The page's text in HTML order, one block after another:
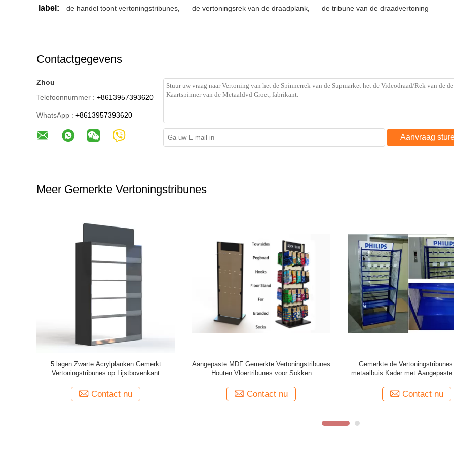
label: de handel toont vertoningstribunes de vertoningsrek van de draadplank de tribune van de draadvertoning
Contactgegevens
Zhou
Telefoonnummer : +8613957393620
WhatsApp : +8613957393620
Aanvraag
Meer Gemerkte Vertoningstribunes
POP MDF Gemerkte Vertoningstribunes
Contact nu
Pas het Rek van de de Plankenvertoning van
de Groottedraad/de Grafische Zij POP Tribune
Contact nu
Houten de Helmen van de
het Rek van de Metaalvertoning
Contact nu